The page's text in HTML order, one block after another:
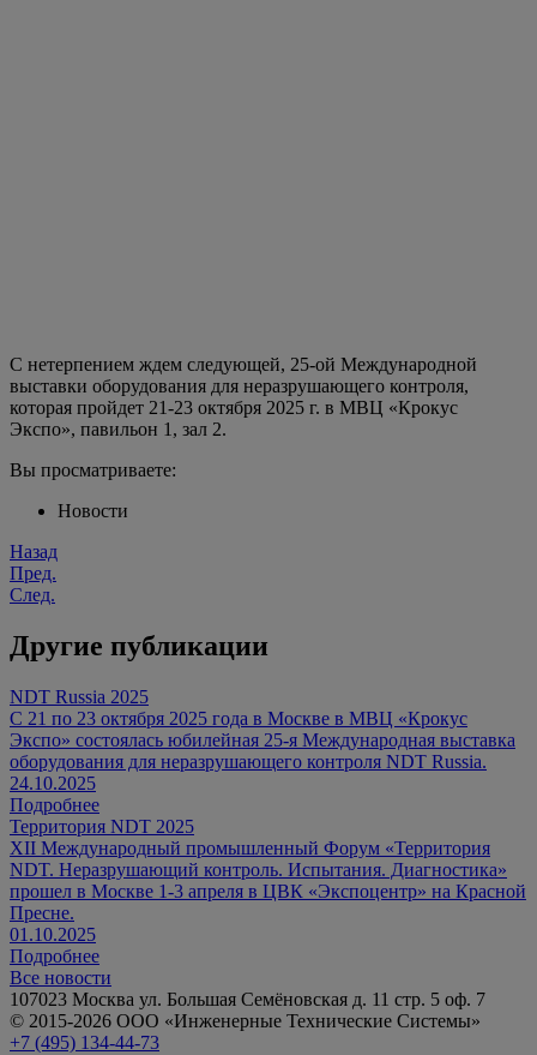
С нетерпением ждем следующей, 25-ой Международной
выставки оборудования для неразрушающего контроля,
которая пройдет 21-23 октября 2025 г. в МВЦ «Крокус
Экспо», павильон 1, зал 2.
Вы просматриваете:
Новости
Назад
Пред.
След.
Другие публикации
NDT Russia 2025
С 21 по 23 октября 2025 года в Москве в МВЦ «Крокус
Экспо» состоялась юбилейная 25-я Международная выставка
оборудования для неразрушающего контроля NDT Russia.
24.10.2025
Подробнее
Территория NDT 2025
XII Международный промышленный Форум «Территория
NDT. Неразрушающий контроль. Испытания. Диагностика»
прошел в Москве 1-3 апреля в ЦВК «Экспоцентр» на Красной
Пресне.
01.10.2025
Подробнее
Все новости
107023 Москва ул. Большая Семёновская д. 11 стр. 5 оф. 7
© 2015-2026 ООО «Инженерные Технические Системы»
+7 (495) 134-44-73